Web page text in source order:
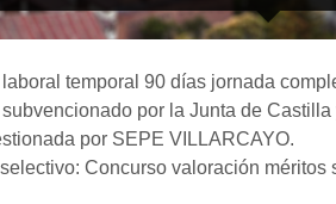
temporal 90 días jornada
por la Junta de
por SEPE VILLARCAYO.
Concurso valoración méritos